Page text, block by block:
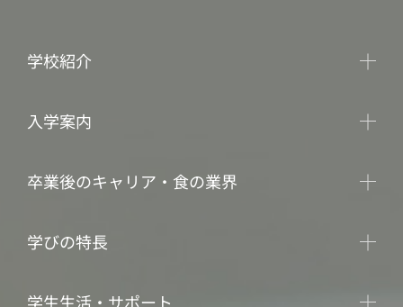
学校紹介
入学案内
卒業後のキャリア・食の業界
学びの特長
学生生活・サポート